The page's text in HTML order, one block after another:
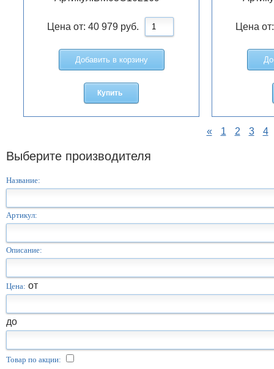
Выберите производителя
Название:
Артикул:
Описание:
Цена: от
до
Товар по акции:
Цена от: 40 979 руб.
Добавить в корзину
Купить
Цена
« 1 2 3 4